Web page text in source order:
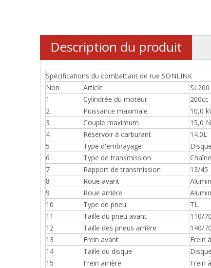
Description du produit
Spécifications du combattant de rue SONLINK
Non.
Article SL200
1
Cylindrée du moteur
200cc
2
Puissance maximale
10,0
3
Couple maximum
15,0
4
Réservoir à carburant
14.0L
5
Type d'embrayage
6
Type de transmission
Chaîne
7
Rapport de transmission
13/45
8
Roue avant
9
Roue arrière
10
Type de pneu
TL
11
Taille du pneu avant
110/
12
Taille des pneus arrière
140/
13
Frein avant
Frein
14
Taille du disque
15
Frein arrière
Frein